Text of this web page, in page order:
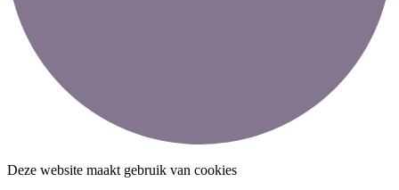
Deze website maakt gebruik van cookies